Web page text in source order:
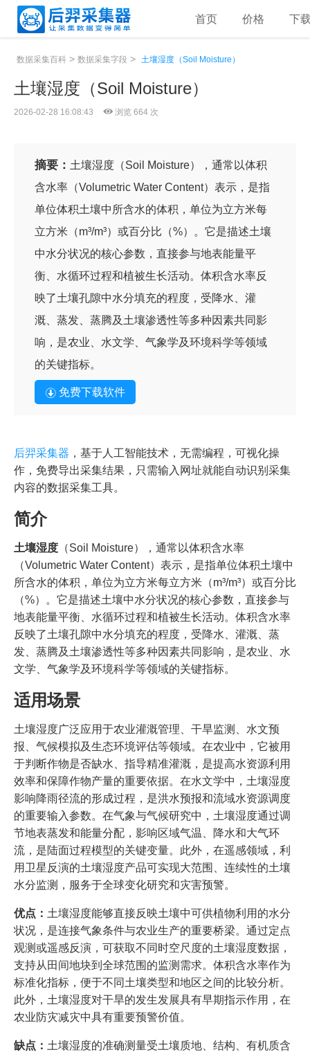
首页 价格 下
数据采集百科 > 数据采集字段 > 土壤湿度（Soil Moisture）
土壤湿度（Soil Moisture）
2026-02-28 16:08:43 浏览 664 次
摘要： 土壤湿度（Soil Moisture），通常以体积
含水率（Volumetric Water Content）表示，是指
单位体积土壤中所含水的体积，单位为立方米每
立方米（m³/m³）或百分比（%）。它是描述土壤
中水分状况的核心参数，直接参与地表能量平
衡、水循环过程和植被生长活动。体积含水率反
映了土壤孔隙中水分填充的程度，受降水、灌
溉、蒸发、蒸腾及土壤渗透性等多种因素共同影
响，是农业、水文学、气象学及环境科学等领域
的关键指标。
免费下载软件
后羿采集器 ，基于人工智能技术，无需编程，可视化操
作，免费导出采集结果，只需输入网址就能自动识别采集
内容的数据采集工具。
简介
土壤湿度 （Soil Moisture），通常以体积含水率
（Volumetric Water Content）表示，是指单位体积土壤中
所含水的体积，单位为立方米每立方米（m³/m³）或百分比
（%）。它是描述土壤中水分状况的核心参数，直接参与
地表能量平衡、水循环过程和植被生长活动。体积含水率
反映了土壤孔隙中水分填充的程度，受降水、灌溉、蒸
发、蒸腾及土壤渗透性等多种因素共同影响，是农业、水
文学、气象学及环境科学等领域的关键指标。
适用场景
土壤湿度广泛应用于农业灌溉管理、干旱监测、水文预
报、气候模拟及生态环境评估等领域。在农业中，它被用
于判断作物是否缺水、指导精准灌溉，是提高水资源利用
效率和保障作物产量的重要依据。在水文学中，土壤湿度
影响降雨径流的形成过程，是洪水预报和流域水资源调度
的重要输入参数。在气象与气候研究中，土壤湿度通过调
节地表蒸发和能量分配，影响区域气温、降水和大气环
流，是陆面过程模型的关键变量。此外，在遥感领域，利
用卫星反演的土壤湿度产品可实现大范围、连续性的土壤
水分监测，服务于全球变化研究和灾害预警。
优点： 土壤湿度能够直接反映土壤中可供植物利用的水分
状况，是连接气象条件与农业生产的重要桥梁。通过定点
观测或遥感反演，可获取不同时空尺度的土壤湿度数据，
支持从田间地块到全球范围的监测需求。体积含水率作为
标准化指标，便于不同土壤类型和地区之间的比较分析。
此外，土壤湿度对干旱的发生发展具有早期指示作用，在
农业防灾减灾中具有重要预警价值。
缺点： 土壤湿度的准确测量受土壤质地、结构、有机质含